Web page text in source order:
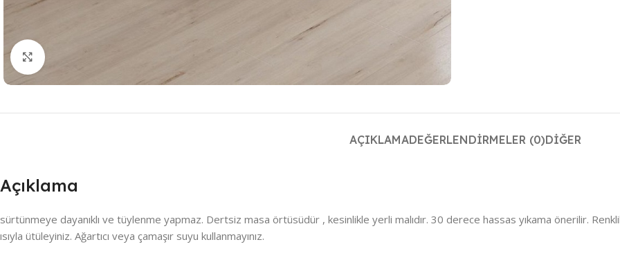
AÇIKLAMADEĞERLENDIRMELER (0)DIĞER
Açıklama
sürtünmeye dayanıklı ve tüylenme yapmaz. Dertsiz masa örtüsüdür , kesinlikle yerli malıdır. 30 derece hassas yıkama önerilir.
ısıyla ütüleyiniz. Ağartıcı veya çamaşır suyu kullanmayınız.